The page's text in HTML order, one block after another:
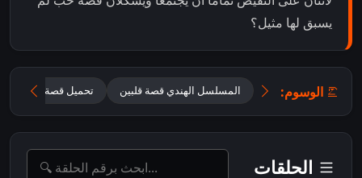
يسبق لها مثيل؟
الوسوم: المسلسل الهندي قصة قلبين تحميل قصة قلبين 2026 مترجم للعربية
الحلقات